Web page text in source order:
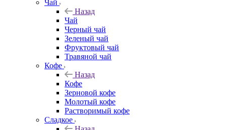
Чай
Назад
Чай
Черный чай
Зеленый чай
Фруктовый чай
Травяной чай
Кофе
Назад
Кофе
Зерновой кофе
Молотый кофе
Растворимый кофе
Сладкое